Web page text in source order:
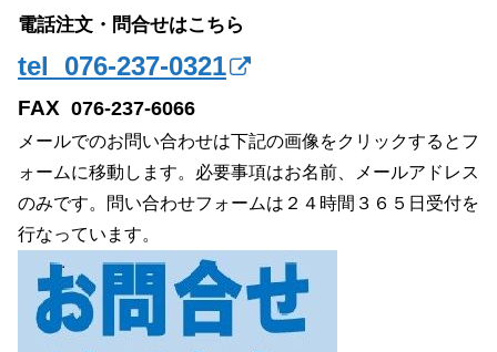
電話注文・問合せはこちら
tel 076-237-0321
FAX 076-237-6066
メールでのお問い合わせは下記の画像をクリックするとフ
ォームに移動します。必要事項はお名前、メールアドレス
のみです。問い合わせフォームは２４時間３６５日受付を
行なっています。